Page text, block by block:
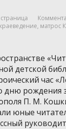
краеведение, матрос
детской
час
дню рождения
П. М.
юные